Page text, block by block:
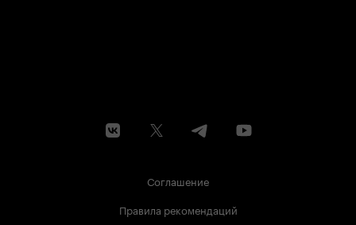
Соглашение
Правила рекомендаций